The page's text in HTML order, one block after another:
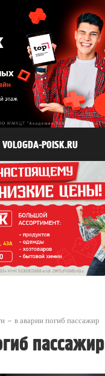
VOLOGDA-POISK.RU
в аварии погиб пассажир
пассажир